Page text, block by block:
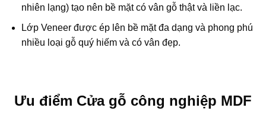
nhiên lạng) tạo nên bề mặt có vân gỗ thật và liền lạc.
Lớp Veneer được ép lên bề mặt đa dạng và phong phú
nhiều loại gỗ quý hiếm và có vân đẹp.
Ưu điểm Cửa gỗ công nghiệp MDF